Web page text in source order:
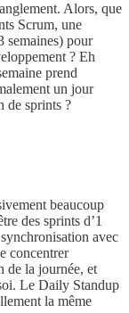
Alors, que
Scrum, une
semaines) pour
? Eh
prend
un jour
de sprints ?
beaucoup
des sprints d’1
avec
concentrer
de la journée, et
Le Daily Standup
la même